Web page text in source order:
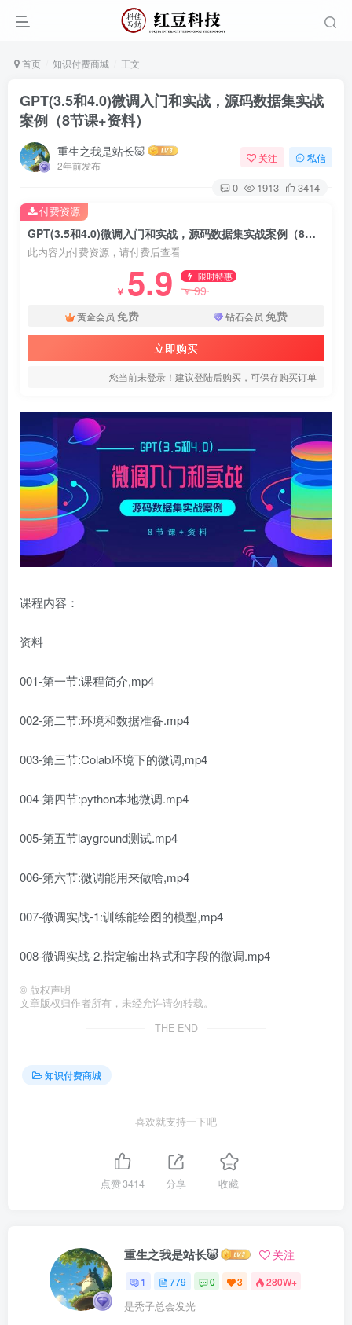
首页 知识付费商城 正文
GPT(3.5和4.0)微调入门和实战，源码数据集实战
案例（8节课+资料）
重生之我是站长🐷
2年前发布
关注 私信
0 1913 3414
GPT(3.5和4.0)微调入门和实战，源码数据集实战案例（8节课+资料）
此内容为付费资源，请付费后查看
￥ 5.9 限时特惠
￥99
黄金会员 免费 钻石会员 免费
立即购买
您当前未登录！建议登陆后购买，可保存购买订单
付费资源
课程内容：
资料
001-第一节:课程简介,mp4
002-第二节:环境和数据准备.mp4
003-第三节:Colab环境下的微调,mp4
004-第四节:python本地微调.mp4
005-第五节layground测试.mp4
006-第六节:微调能用来做啥,mp4
007-微调实战-1:训练能绘图的模型,mp4
008-微调实战-2.指定输出格式和字段的微调.mp4
© 版权声明
文章版权归作者所有，未经允许请勿转载。
THE END
知识付费商城
喜欢就支持一下吧
点赞3414 分享 收藏
重生之我是站长🐷 关注
1 779 0 3 280W+
是秃子总会发光